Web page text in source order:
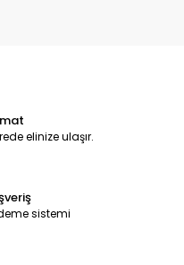
elinize ulaşır.
sistemi